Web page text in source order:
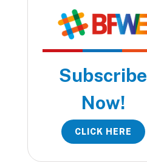
Subscribe
Now!
CLICK HERE